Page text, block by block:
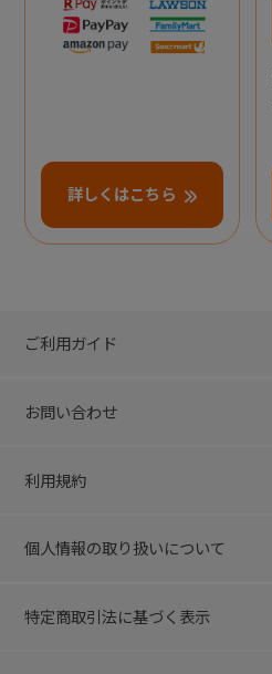
詳しくはこちら
ご利用ガイド
お問い合わせ
利用規約
個人情報の取り扱いについて
特定商取引法に基づく表示